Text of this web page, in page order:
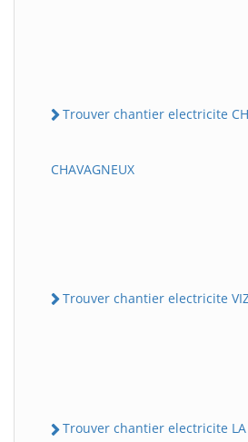
Trouver chantier electricite
CHAVAGNEUX
Trouver chantier electricite
Trouver chantier electricite LA